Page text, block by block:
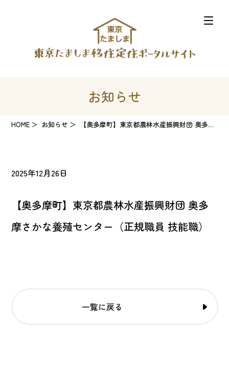
お知らせ
HOME お知らせ 【奥多摩町】東京都農林水産振興財団 奥多摩さかな養殖センター（正規職員 技能職）
2025年12月26日
【奥多摩町】東京都農林水産振興財団 奥多
摩さかな養殖センター（正規職員 技能職）
一覧に戻る